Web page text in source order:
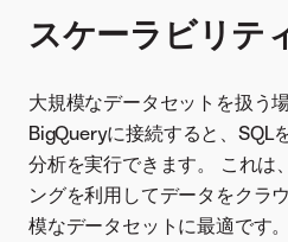
スケーラビリテ
大規模なデータセットを扱う
BigQueryに接続すると、SQL
分析を実行できます。 これは
ングを利用してデータをクラ
模なデータセットに最適です。